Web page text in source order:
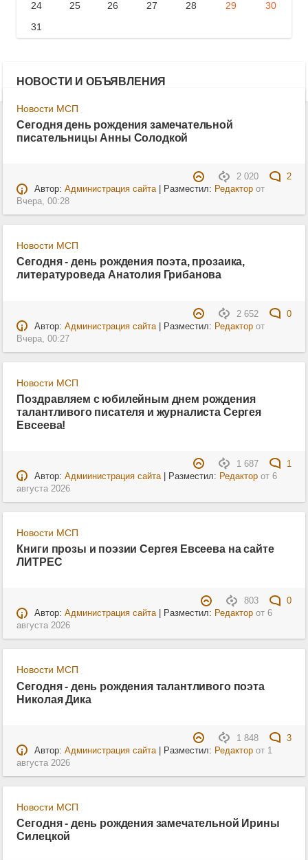
24
25 26 27 28 29
30
31
НОВОСТИ И ОБЪЯВЛЕНИЯ
Новости МСП
Сегодня день рождения замечательной
писательницы Анны Солодкой
2 020
2
Автор: Администрация сайта| Разместил: Редакторот
Вчера, 00:28
Новости МСП
Сегодня - день рождения поэта, прозаика,
литературоведа Анатолия Грибанова
2 652
0
Автор: Администрация сайта| Разместил: Редакторот
Вчера, 00:27
Новости МСП
Поздравляем с юбилейным днем рождения
талантливого писателя и журналиста Сергея
Евсеева!
1 687
1
Автор: Адмиинистрация сайта| Разместил: Редакторот 6
августа 2026
Новости МСП
Книги прозы и поэзии Сергея Евсеева на сайте
ЛИТРЕС
803
0
Автор: Администрация сайта| Разместил: Редакторот 6
августа 2026
Новости МСП
Сегодня - день рождения талантливого поэта
Николая Дика
1 848
3
Автор: Администрация сайта| Разместил: Редакторот 1
августа 2026
Новости МСП
Сегодня - день рождения замечательной Ирины
Силецкой